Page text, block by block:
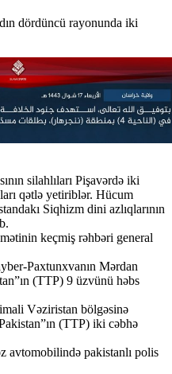
dördüncü rayonunda iki
silahlıları Pişavərdə iki
qətlə yetiriblər. Hücum
Siqhizm dini azlıqlarının
keçmiş rəhbəri general
Paxtunxvanın Mərdan
(TTP) 9 üzvünü həbs
Vəziristan bölgəsinə
(TTP) iki cəbhə
avtomobilində pakistanlı polis